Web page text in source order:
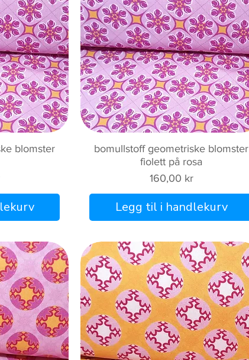
blomster
Hurtigvisning
bomullstoff geometriske blomster
fiolett på rosa
Pris
160,00 kr
Legg til i handlekurv